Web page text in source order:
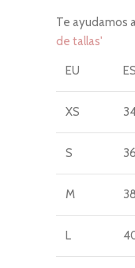
Te ayudamos
de tallas'
EU ES
XS
S 36
M 38
L